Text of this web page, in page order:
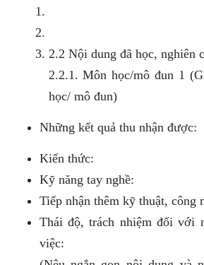
2.2 Nội dung đã học, nghiên
2.2.1. Môn học/mô đun 1
học/ mô đun)
Những kết quả thu nhận được:
Kiến thức:
Kỹ năng tay nghề:
Tiếp nhận thêm kỹ thuật, công
Thái độ, trách nhiệm đối với
việc: